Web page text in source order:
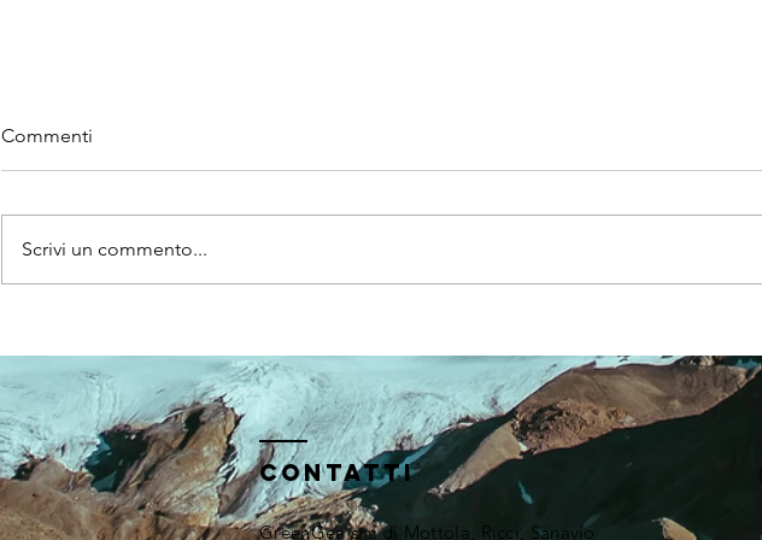
Pistoia approva il PAESC
Commenti
Scrivi un commento...
Contatti
GreenGea snc di Mottola, Ricci, Sanavio